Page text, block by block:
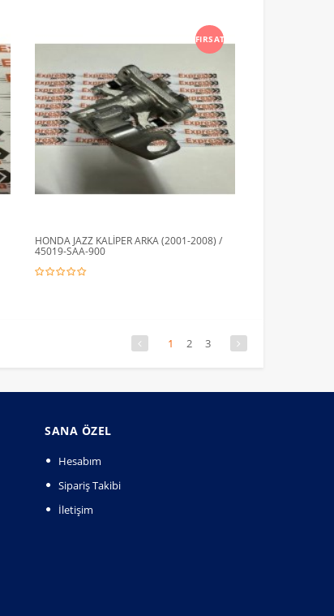
FIRSAT
HONDA JAZZ KALİPER ARKA (2001-2008) /
45019-SAA-900
1 2 3
SANA ÖZEL
Hesabım
Sipariş Takibi
İletişim